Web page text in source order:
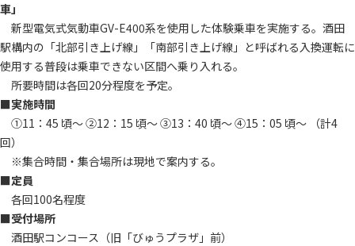
車」
新型電気式気動車GV-E400系を使用した体験乗車を実施する。酒田
駅構内の「北部引き上げ線」「南部引き上げ線」と呼ばれる入換運転に
使用する普段は乗車できない区間へ乗り入れる。
所要時間は各回20分程度を予定。
■実施時間
①11：45 頃～ ②12：15 頃～ ③13：40 頃～ ④15：05 頃～ （計4
回）
※集合時間・集合場所は現地で案内する。
■定員
各回100名程度
■受付場所
酒田駅コンコース（旧「びゅうプラザ」前）